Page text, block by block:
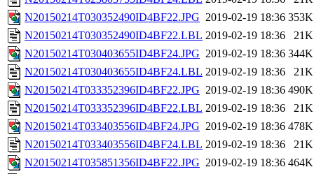
N20150214T030352490ID4BF22.JPG 2019-02-19 18:36 353K
N20150214T030352490ID4BF22.LBL 2019-02-19 18:36
21K
N20150214T030403655ID4BF24.JPG 2019-02-19 18:36 344K
N20150214T030403655ID4BF24.LBL 2019-02-19 18:36
21K
N20150214T033352396ID4BF22.JPG 2019-02-19 18:36 490K
N20150214T033352396ID4BF22.LBL 2019-02-19 18:36
21K
N20150214T033403556ID4BF24.JPG 2019-02-19 18:36 478K
N20150214T033403556ID4BF24.LBL 2019-02-19 18:36
21K
N20150214T035851356ID4BF22.JPG 2019-02-19 18:36 464K